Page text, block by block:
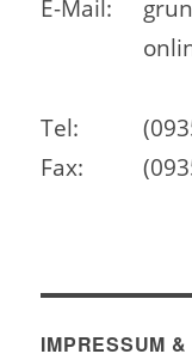
E-Mail:
Tel:
Fax:
IMPRESSUM